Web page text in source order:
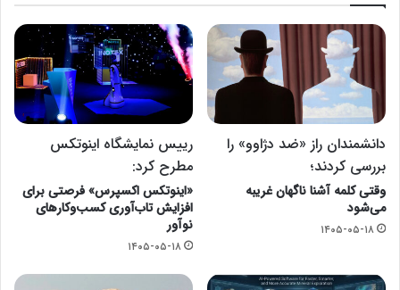
دانشمندان راز «ضد دژاوو» را
بررسی کردند؛
وقتی کلمه آشنا ناگهان غریبه
می‌شود
۱۴۰۵-۰۵-۱۸
رییس نمایشگاه اینوتکس
مطرح کرد:
«اینوتکس اکسپرس» فرصتی برای
افزایش تاب‌آوری کسب‌وکارهای
نوآور
۱۴۰۵-۰۵-۱۸